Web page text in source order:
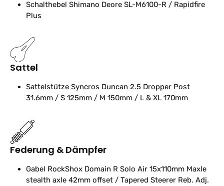
Schalthebel Shimano Deore SL-M6100-R / Rapidfire
Plus
Sattel
Sattelstütze Syncros Duncan 2.5 Dropper Post
31.6mm / S 125mm / M 150mm / L & XL 170mm
Federung & Dämpfer
Gabel RockShox Domain R Solo Air 15x110mm Maxle
stealth axle 42mm offset / Tapered Steerer Reb. Adj.